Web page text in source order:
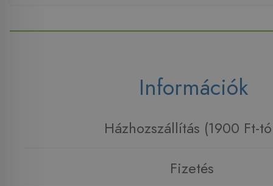
Információk
Házhozszállítás (1900 Ft-
Fizetés